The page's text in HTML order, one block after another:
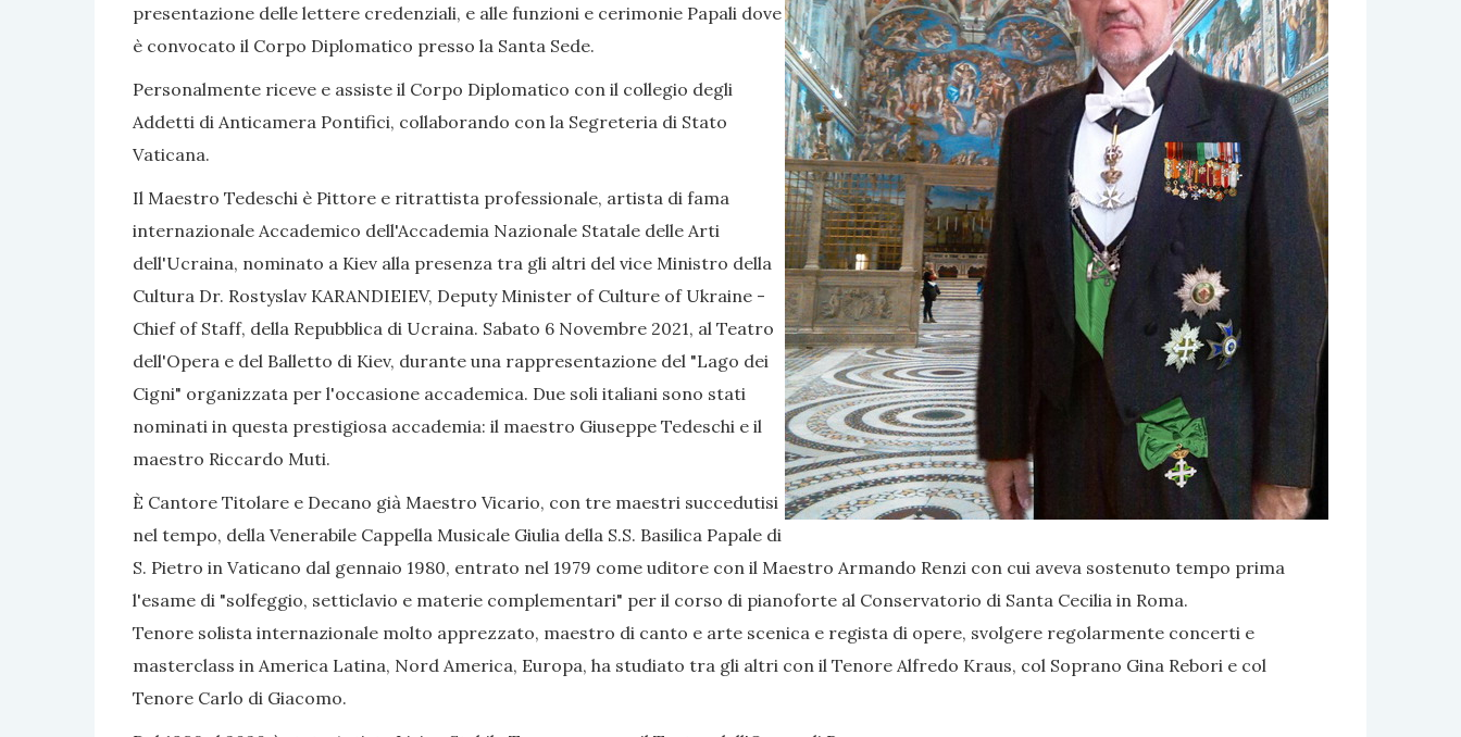
presentazione delle lettere credenziali, e alle funzioni e cerimonie Papali dove
è convocato il Corpo Diplomatico presso la Santa Sede.
Personalmente riceve e assiste il Corpo Diplomatico con il collegio degli
Addetti di Anticamera Pontifici, collaborando con la Segreteria di Stato
Vaticana.
Il Maestro Tedeschi è Pittore e ritrattista professionale, artista di fama
internazionale Accademico dell'Accademia Nazionale Statale delle Arti
dell'Ucraina, nominato a Kiev alla presenza tra gli altri del vice Ministro della
Cultura Dr. Rostyslav KARANDIEIEV, Deputy Minister of Culture of Ukraine -
Chief of Staff, della Repubblica di Ucraina. Sabato 6 Novembre 2021, al Teatro
dell'Opera e del Balletto di Kiev, durante una rappresentazione del "Lago dei
Cigni" organizzata per l'occasione accademica. Due soli italiani sono stati
nominati in questa prestigiosa accademia: il maestro Giuseppe Tedeschi e il
maestro Riccardo Muti.
È Cantore Titolare e Decano già Maestro Vicario, con tre maestri succedutisi
nel tempo, della Venerabile Cappella Musicale Giulia della S.S. Basilica Papale di
S. Pietro in Vaticano dal gennaio 1980, entrato nel 1979 come uditore con il Maestro Armando Renzi con cui aveva sostenuto tempo prima
l'esame di "solfeggio, setticlavio e materie complementari" per il corso di pianoforte al Conservatorio di Santa Cecilia in Roma.
Tenore solista internazionale molto apprezzato, maestro di canto e arte scenica e regista di opere, svolgere regolarmente concerti e
masterclass in America Latina, Nord America, Europa, ha studiato tra gli altri con il Tenore Alfredo Kraus, col Soprano Gina Rebori e col
Tenore Carlo di Giacomo.